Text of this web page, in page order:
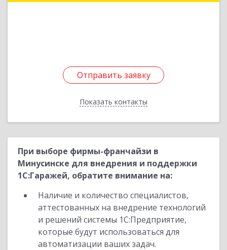
Отправить заявку
Показать контакты
Отправить заявку
Назад
При выборе фирмы-франчайзи в
Минусинске для внедрения и поддержки
1С:Гаражей, обратите внимание на:
Наличие и количество специалистов,
аттестованных на внедрение технологий
и решений системы 1С:Предприятие,
которые будут использоваться для
автоматизации ваших задач.